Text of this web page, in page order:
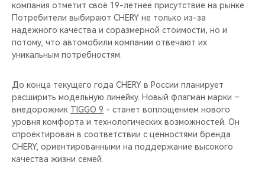
компания отметит своё 19-летнее присутствие на рынке.
Потребители выбирают CHERY не только из-за
надежного качества и соразмерной стоимости, но и
потому, что автомобили компании отвечают их
уникальным потребностям.
До конца текущего года CHERY в России планирует
расширить модельную линейку. Новый флагман марки –
внедорожник TIGGO 9 - станет воплощением нового
уровня комфорта и технологических возможностей. Он
спроектирован в соответствии с ценностями бренда
CHERY, ориентированными на поддержание высокого
качества жизни семей.